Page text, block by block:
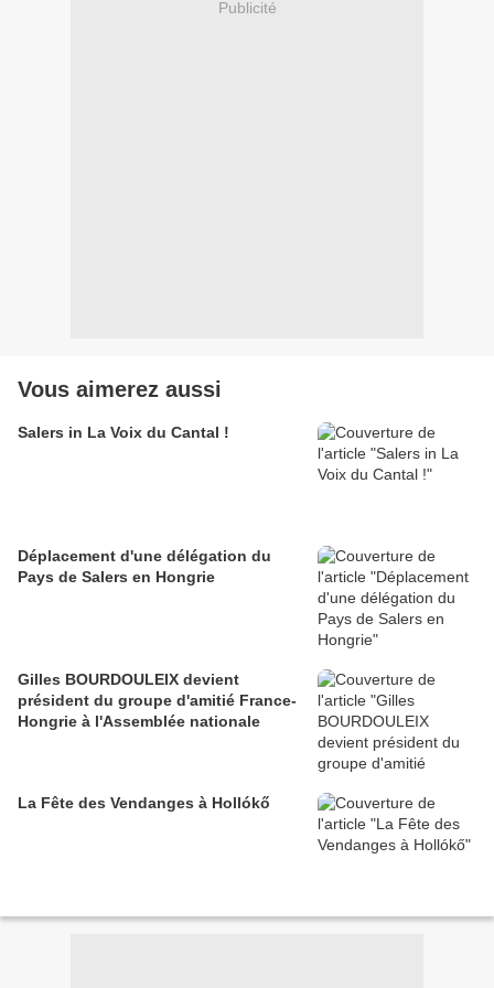
Publicité
Vous aimerez aussi
Salers in La Voix du Cantal !
Déplacement d'une délégation du
Pays de Salers en Hongrie
Gilles BOURDOULEIX devient
président du groupe d'amitié France-
Hongrie à l'Assemblée nationale
La Fête des Vendanges à Hollókő